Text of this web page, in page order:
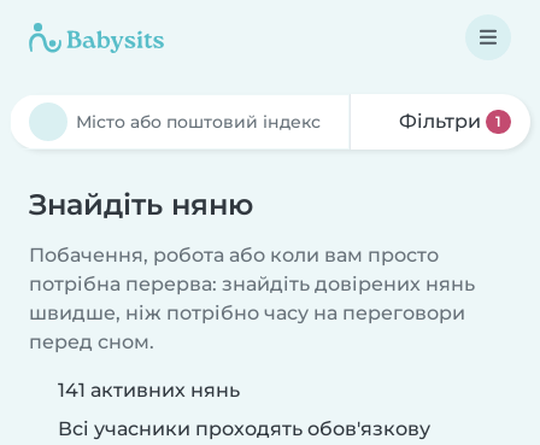
Фільтри 1
Знайдіть няню
Побачення, робота або коли вам просто
потрібна перерва: знайдіть довірених нянь
швидше, ніж потрібно часу на переговори
перед сном.
141 активних нянь
Всі учасники проходять обов'язкову